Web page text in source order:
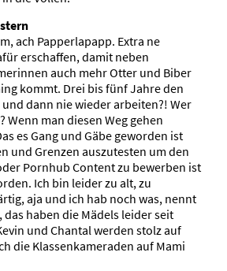
ach Papperlapapp. Extra ne
erschaffen, damit neben
auch mehr Otter und Biber
kommt. Drei bis fünf Jahre den
dann nie wieder arbeiten?! Wer
Wenn man diesen Weg gehen
es Gang und Gäbe geworden ist
und Grenzen auszutesten um den
Pornhub Content zu bewerben ist
Ich bin leider zu alt, zu
aja und ich hab noch was, nennt
haben die Mädels leider seit
und Chantal werden stolz auf
die Klassenkameraden auf Mami